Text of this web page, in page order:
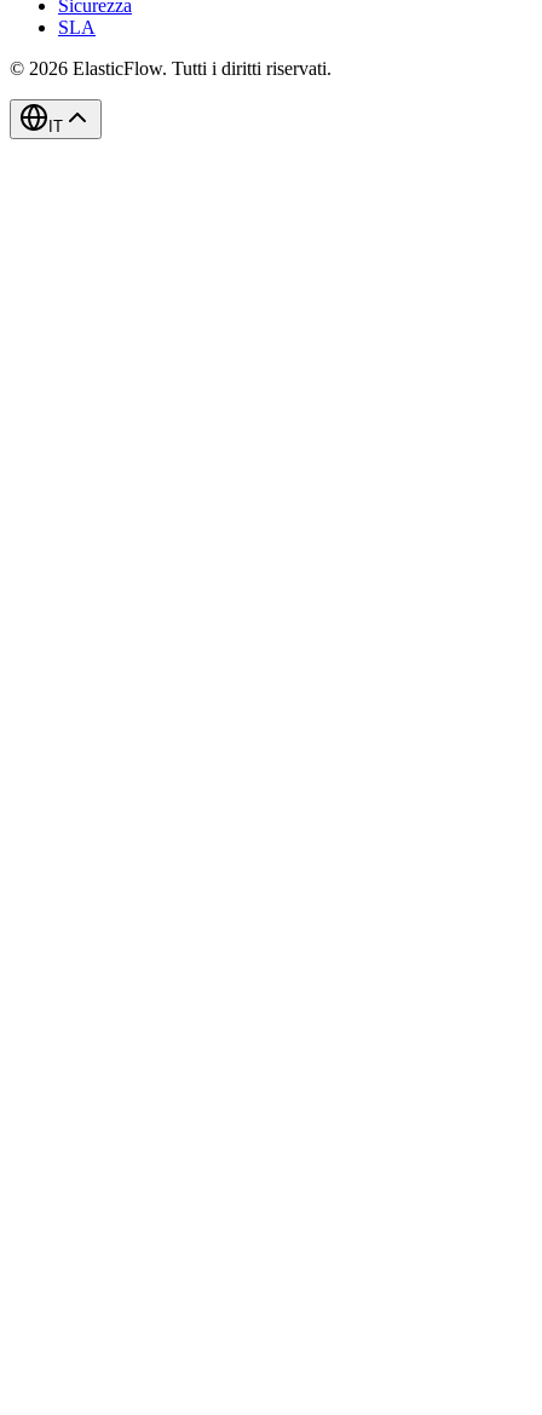
Sicurezza
SLA
© 2026 ElasticFlow. Tutti i diritti riservati.
IT